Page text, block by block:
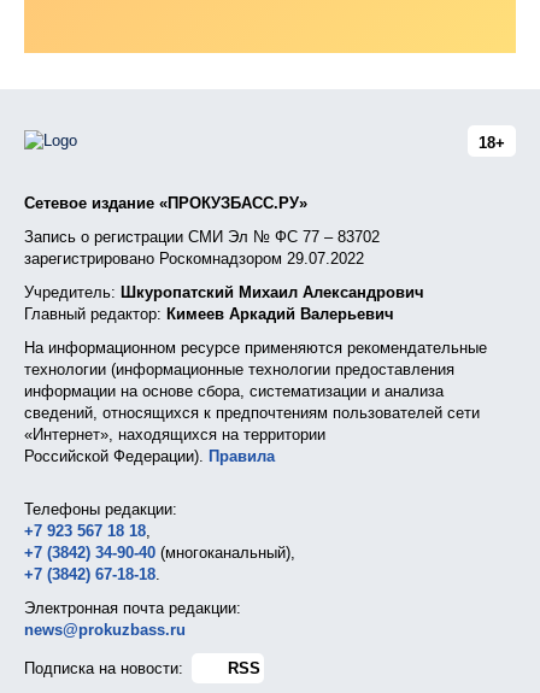
18+
Сетевое издание «ПРОКУЗБАСС.РУ»
Запись о регистрации СМИ Эл № ФС 77 – 83702
зарегистрировано Роскомнадзором 29.07.2022
Учредитель: Шкуропатский Михаил Александрович
Главный редактор: Кимеев Аркадий Валерьевич
На информационном ресурсе применяются рекомендательные
технологии (информационные технологии предоставления
информации на основе сбора, систематизации и анализа
сведений, относящихся к предпочтениям пользователей сети
«Интернет», находящихся на территории
Российской Федерации). Правила
Телефоны редакции:
+7 923 567 18 18,
+7 (3842) 34-90-40 (многоканальный),
+7 (3842) 67-18-18.
Электронная почта редакции:
news@prokuzbass.ru
Подписка на новости:
RSS